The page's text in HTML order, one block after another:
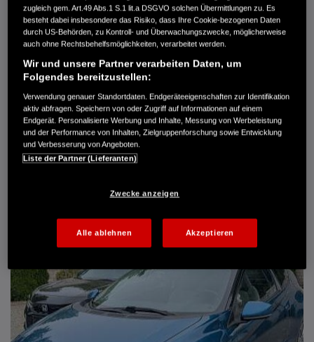
Leistung
61 kW / 83 PS
Hubraum
1.339 cm³
Erstzulassung
10.2007
Bauart
Limousine
AUTO HARKE GMBH
Randersweide 59-63
21035 Hamburg
+49 40 735 935 0
DETAILS
zugleich gem. Art.49 Abs.1 S.1 lit.a DSGVO solchen Übermittlungen zu. Es
besteht dabei insbesondere das Risiko, dass Ihre Cookie-bezogenen Daten
durch US-Behörden, zu Kontroll- und Überwachungszwecke, möglicherweise
auch ohne Rechtsbehelfsmöglichkeiten, verarbeitet werden.
Wir und unsere Partner verarbeiten Daten, um
Folgendes bereitzustellen:
Verwendung genauer Standortdaten. Endgeräteeigenschaften zur Identifikation
aktiv abfragen. Speichern von oder Zugriff auf Informationen auf einem
Endgerät. Personalisierte Werbung und Inhalte, Messung von Werbeleistung
und der Performance von Inhalten, Zielgruppenforschung sowie Entwicklung
und Verbesserung von Angeboten.
Liste der Partner (Lieferanten)
Zwecke anzeigen
Alle ablehnen Akzeptieren